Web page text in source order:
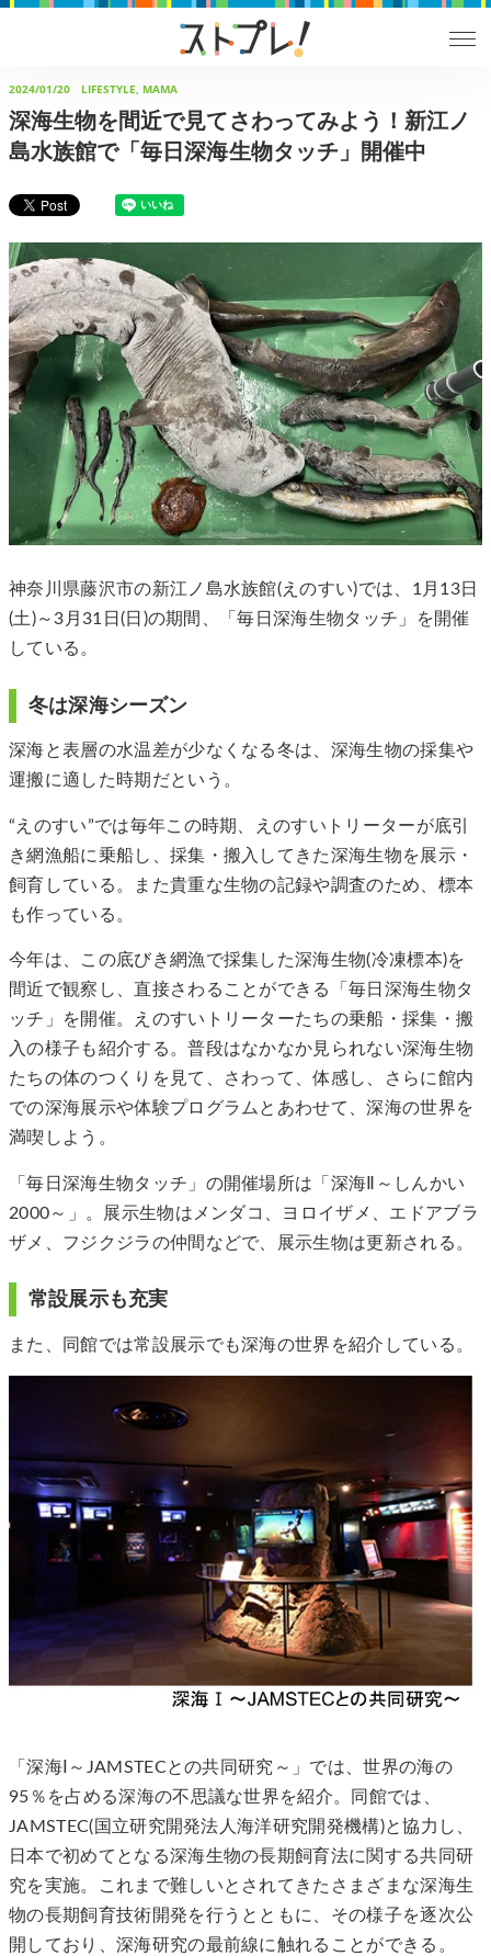
2024/01/20 LIFESTYLE, MAMA
深海生物を間近で見てさわってみよう！新江ノ
島水族館で「毎日深海生物タッチ」開催中
神奈川県藤沢市の新江ノ島水族館(えのすい)では、1月13日
(土)～3月31日(日)の期間、「毎日深海生物タッチ」を開催
している。
冬は深海シーズン
深海と表層の水温差が少なくなる冬は、深海生物の採集や
運搬に適した時期だという。
“えのすい”では毎年この時期、えのすいトリーターが底引
き網漁船に乗船し、採集・搬入してきた深海生物を展示・
飼育している。また貴重な生物の記録や調査のため、標本
も作っている。
今年は、この底びき網漁で採集した深海生物(冷凍標本)を
間近で観察し、直接さわることができる「毎日深海生物タ
ッチ」を開催。えのすいトリーターたちの乗船・採集・搬
入の様子も紹介する。普段はなかなか見られない深海生物
たちの体のつくりを見て、さわって、体感し、さらに館内
での深海展示や体験プログラムとあわせて、深海の世界を
満喫しよう。
「毎日深海生物タッチ」の開催場所は「深海Ⅱ～しんかい
2000～」。展示生物はメンダコ、ヨロイザメ、エドアブラ
ザメ、フジクジラの仲間などで、展示生物は更新される。
常設展示も充実
また、同館では常設展示でも深海の世界を紹介している。
「深海Ⅰ～JAMSTECとの共同研究～」では、世界の海の
95％を占める深海の不思議な世界を紹介。同館では、
JAMSTEC(国立研究開発法人海洋研究開発機構)と協力し、
日本で初めてとなる深海生物の長期飼育法に関する共同研
究を実施。これまで難しいとされてきたさまざまな深海生
物の長期飼育技術開発を行うとともに、その様子を逐次公
開しており、深海研究の最前線に触れることができる。